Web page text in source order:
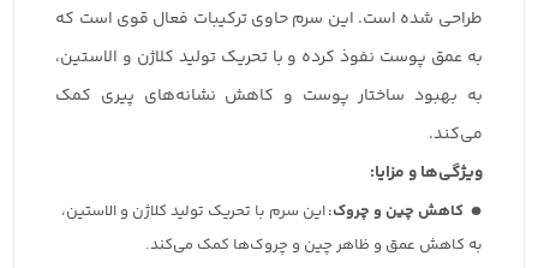
طراحی شده است. این سرم حاوی ترکیبات فعال قوی است که
به عمق پوست نفوذ کرده و با تحریک تولید کلاژن و الاستین،
به بهبود ساختار پوست و کاهش نشانه‌های پیری کمک
می‌کند.
ویژگی‌ها و مزایا:
کاهش چین و چروک:این سرم با تحریک تولید کلاژن و الاستین،
به کاهش عمق و ظاهر چین و چروک‌ها کمک می‌کند.